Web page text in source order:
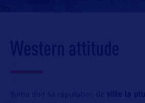
Western attitude
Yuma doit sa réputation de ville la